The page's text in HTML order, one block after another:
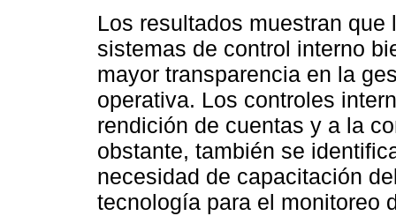
Los resultados muestran
sistemas de control interno
mayor transparencia en la
operativa. Los controles
rendición de cuentas y a la
obstante, también se
necesidad de capacitación
tecnología para el monitoreo